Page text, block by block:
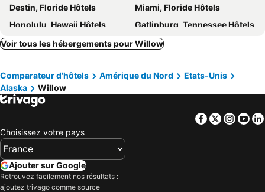
Destin, Floride Hôtels
Miami, Floride Hôtels
Honolulu, Hawaii Hôtels
Gatlinburg, Tennessee Hôtels
Voir tous les hébergements pour Willow
Comparateur d'hôtels Amérique du Nord
Etats-Unis
Alaska
Willow
Facebook
Twitter
Choisissez votre pays
Ajouter sur Google
Retrouvez facilement nos résultats :
ajoutez trivago comme source